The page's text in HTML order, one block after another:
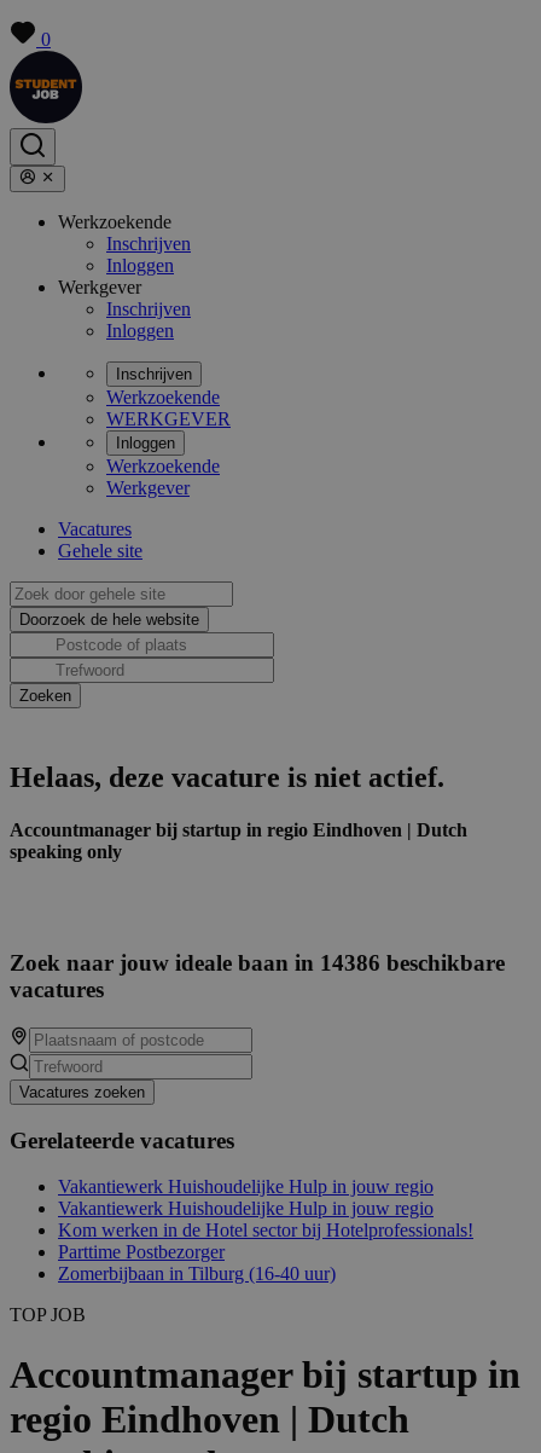
0
Werkzoekende
Inschrijven
Inloggen
Werkgever
Inschrijven
Inloggen
Inschrijven
Werkzoekende
WERKGEVER
Inloggen
Werkzoekende
Werkgever
Vacatures
Gehele site
Helaas, deze vacature is niet actief.
Accountmanager bij startup in regio Eindhoven | Dutch
speaking only
Zoek naar jouw ideale baan in 14386 beschikbare
vacatures
Vacatures zoeken
Gerelateerde vacatures
Vakantiewerk Huishoudelijke Hulp in jouw regio
Vakantiewerk Huishoudelijke Hulp in jouw regio
Kom werken in de Hotel sector bij Hotelprofessionals!
Parttime Postbezorger
Zomerbijbaan in Tilburg (16-40 uur)
TOP JOB
Accountmanager bij startup in
regio Eindhoven | Dutch